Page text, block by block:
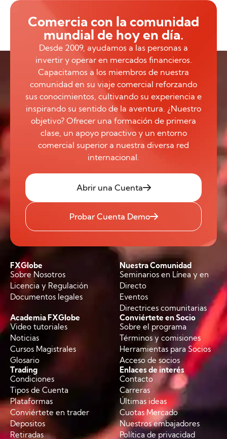
Comercia con la comunidad
mundial de hoy en día.
Desde 2009, ayudamos a las personas a
invertir y operar en mercados financieros.
Capacitamos a los miembros de nuestra
comunidad en su viaje comercial reforzando
sus conocimientos, cultivando su experiencia e
inspirando su sentido de la aventura. ¿Nuestro
objetivo? Ofrecer una formación de primera
clase, un apoyo proactivo y un entorno
comercial superior a nuestra diversa red
internacional.
Abrir una Cuenta
Probar Cuenta Demo
FXGlobe
Sobre Nosotros
Licencia y Regulación
Documentos legales
Nuestra Comunidad
Seminarios en Línea y en
Directo
Eventos
Directrices comunitarias
Academia FXGlobe
Video tutoriales
Noticias
Cursos Magistrales
Glosario
Conviértete en Socio
Sobre el programa
Términos y comisiones
Herramientas para Socios
Acceso de socios
Trading
Condiciones
Tipos de Cuenta
Plataformas
Conviértete en trader
Depositos
Retiradas
Enlaces de interés
Contacto
Carreras
Últimas ideas
Cuotas Mercado
Nuestros embajadores
Política de privacidad